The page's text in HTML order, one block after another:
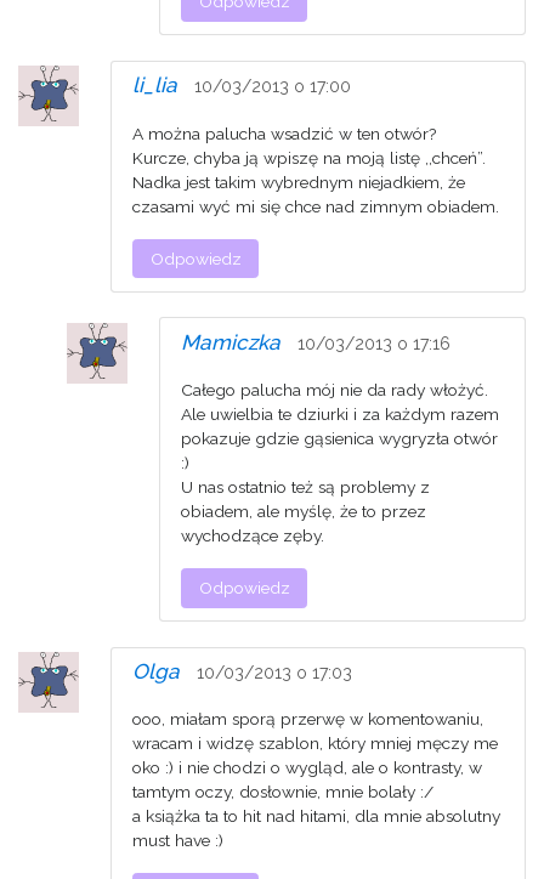
li_lia 10/03/2013 o 17:00
A można palucha wsadzić w ten otwór?
Kurcze, chyba ją wpiszę na moją listę ,,chceń”.
Nadka jest takim wybrednym niejadkiem, że
czasami wyć mi się chce nad zimnym obiadem.
Odpowiedz
Mamiczka 10/03/2013 o 17:16
Całego palucha mój nie da rady włożyć.
Ale uwielbia te dziurki i za każdym razem
pokazuje gdzie gąsienica wygryzła otwór
:)
U nas ostatnio też są problemy z
obiadem, ale myślę, że to przez
wychodzące zęby.
Odpowiedz
Olga 10/03/2013 o 17:03
ooo, miałam sporą przerwę w komentowaniu,
wracam i widzę szablon, który mniej męczy me
oko :) i nie chodzi o wygląd, ale o kontrasty, w
tamtym oczy, dosłownie, mnie bolały :/
a książka ta to hit nad hitami, dla mnie absolutny
must have :)